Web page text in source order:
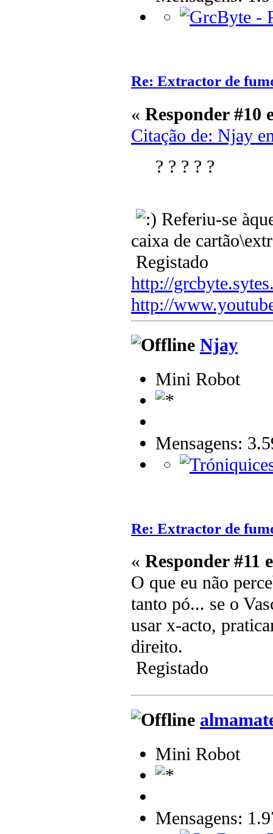
Re: Extractor de
« Responder #10
Citação de: Njay
? ? ? ? ?
Referiu-se
caixa de
Registado
http://
http://
Njay
Mini Robot
Mensagens:
Re: Extractor de
« Responder #11
O que eu não
tanto pó... se o
usar x-acto,
direito.
Registado
Mini Robot
Mensagens: